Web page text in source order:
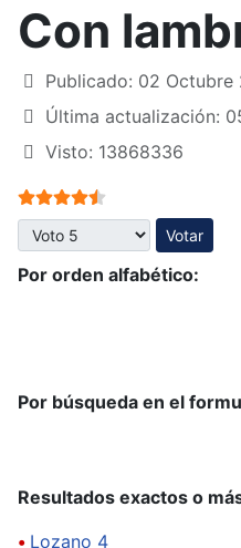
Con
Publicado: 02 Octubre
Última actualización:
Visto: 13868336
Ratio:4.5/
Por favor, vote
Por orden alfabético:
Por búsqueda en el
Resultados exactos o
• Lozano 4